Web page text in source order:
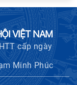
VIỆT NAM
cấp ngày
Minh Phúc